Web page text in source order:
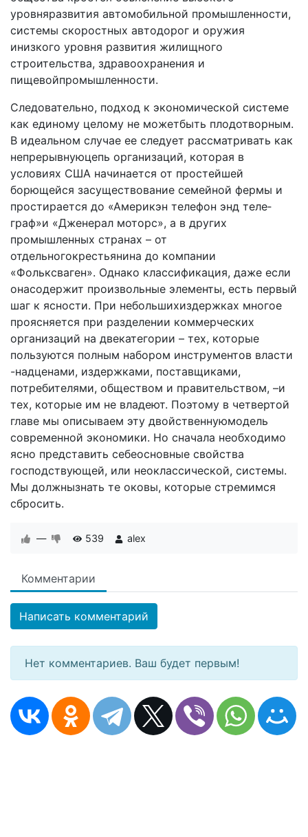
уровняразвития автомобильной про­мышленности,
системы скоростных автодорог и оружия
инизкого уровня развития жилищного
строительства, здравоохранения и
пищевойпромышленности.
Следовательно, подход к экономической системе
как единому целому не можетбыть плодотворным.
В идеаль­ном случае ее следует рассматривать как
непрерывнуюцепь организаций, которая в
условиях США начинается от простейшей
борющейся засуществование семейной фермы и
простирается до «Америкэн телефон энд теле­
граф»и «Дженерал моторc», а в других
промышлен­ных странах – от
отдельногокрестьянина до компании
«Фольксваген». Однако классификация, даже если
онасодержит произвольные элементы, есть первый
шаг к ясности. При небольшихиздержках многое
прояс­няется при разделении коммерческих
организаций на двекатегории – тех, которые
пользуются полным набором инструментов власти
-надценами, издержками, постав­щиками,
потребителями, обществом и правительством, –и
тех, которые им не владеют. Поэтому в четвертой
главе мы описываем эту двойственнуюмодель
современ­ной экономики. Но сначала необходимо
ясно представить себеосновные свойства
господствующей, или неокласси­ческой, системы.
Мы должнызнать те оковы, которые стремимся
сбросить.
— 539 alex
Комментарии
Написать комментарий
Нет комментариев. Ваш будет первым!